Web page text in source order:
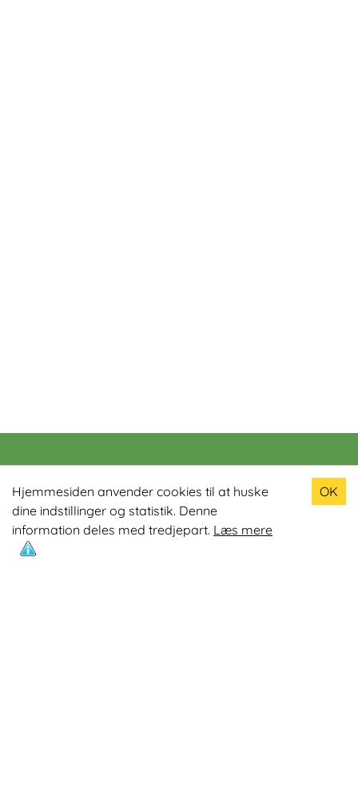
Hjemmesiden anvender cookies til at huske
dine indstillinger og statistik. Denne
information deles med tredjepart. Læs mere
OK
Populære produkter
Odin R900 Romaskine
Odin S900 Spinningcykel